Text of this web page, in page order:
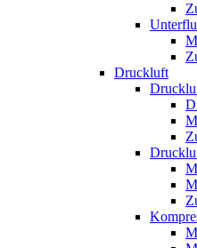
Druckluft